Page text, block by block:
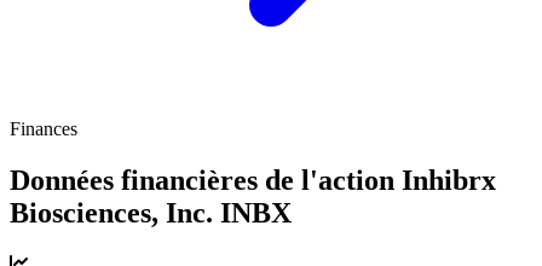
Finances
Données financières de l'action Inhibrx
Biosciences, Inc. INBX